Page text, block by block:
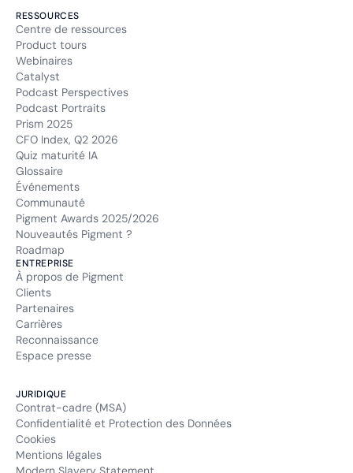
RESSOURCES
Centre de ressources
Product tours
Webinaires
Catalyst
Podcast Perspectives
Podcast Portraits
Prism 2025
CFO Index, Q2 2026
Quiz maturité IA
Glossaire
Événements
Communauté
Pigment Awards 2025/2026
Nouveautés Pigment ?
Roadmap
ENTREPRISE
À propos de Pigment
Clients
Partenaires
Carrières
Reconnaissance
Espace presse
JURIDIQUE
Contrat-cadre (MSA)
Confidentialité et Protection des Données
Cookies
Mentions légales